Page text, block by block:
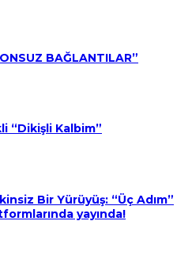
BAĞLANTILAR”
“Dikişli Kalbim”
Bir Yürüyüş: “Üç Adım”
yayında!